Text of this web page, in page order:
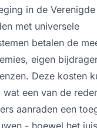
in de Verenigde
met universele
betalen de
eigen
Deze kosten
een van de
aanraden een